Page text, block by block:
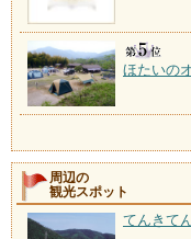
ほたいの
周辺の
観光スポット
てんきて